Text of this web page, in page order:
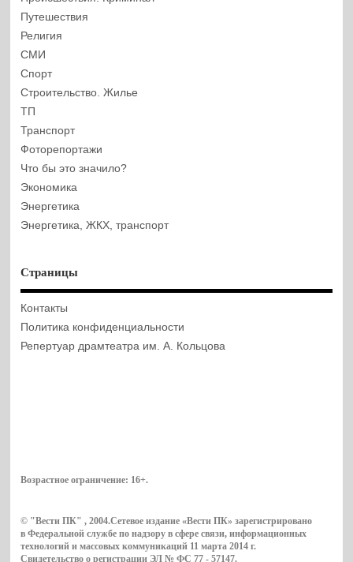
Путешествия
Религия
СМИ
Спорт
Строительство. Жилье
ТП
Транспорт
Фоторепортажи
Что бы это значило?
Экономика
Энергетика
Энергетика, ЖКХ, транспорт
Страницы
Контакты
Политика конфиденциальности
Репертуар драмтеатра им. А. Кольцова
Возрастное ограничение: 16+.
© "Вести ПК" , 2004.Сетевое издание «Вести ПК» зарегистрировано
в Федеральной службе по надзору в сфере связи, информационных
технологий и массовых коммуникаций 11 марта 2014 г.
Свидетельство о регистрации ЭЛ № ФС 77 - 57147.